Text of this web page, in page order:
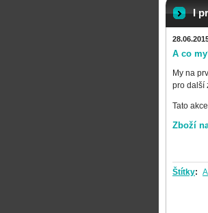
I
A co
My na
pro další
Tato
Zboží
Štítky: